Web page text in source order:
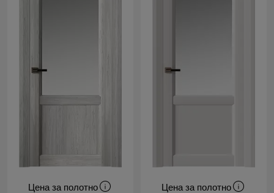
Цена за полотно Цена за полотно